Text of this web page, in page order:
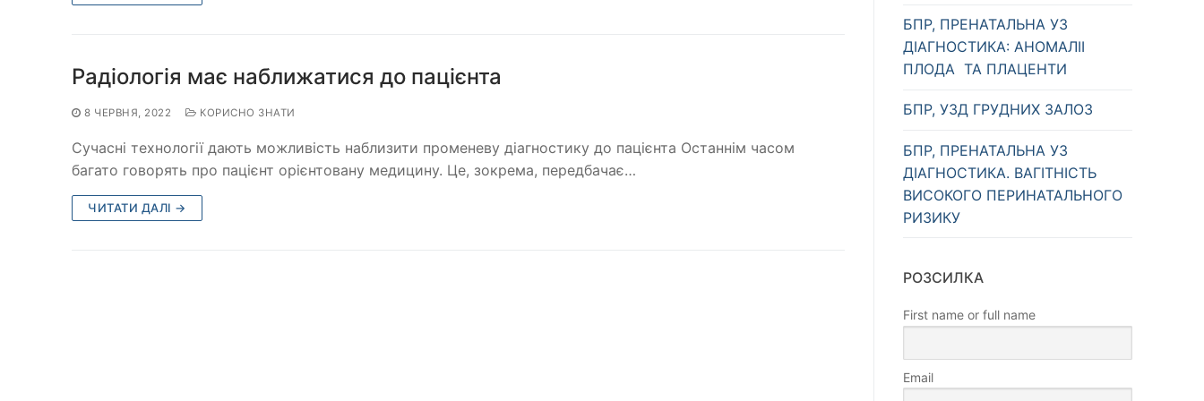
Радіологія має наближатися до пацієнта
8 ЧЕРВНЯ, 2022 КОРИСНО ЗНАТИ
Сучасні технології дають можливість наблизити променеву діагностику до пацієнта Останнім часом
багато говорять про пацієнт орієнтовану медицину. Це, зокрема, передбачає…
ЧИТАТИ ДАЛІ →
БПР, ПРЕНАТАЛЬНА УЗ
ДІАГНОСТИКА: АНОМАЛІІ
ПЛОДА ТА ПЛАЦЕНТИ
БПР, УЗД ГРУДНИХ ЗАЛОЗ
БПР, ПРЕНАТАЛЬНА УЗ
ДІАГНОСТИКА. ВАГІТНІСТЬ
ВИСОКОГО ПЕРИНАТАЛЬНОГО
РИЗИКУ
РОЗСИЛКА
First name or full name
Email